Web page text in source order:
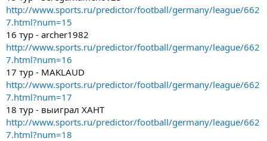
http://www.sports.ru/predictor/football/germany/league/662
7.html?num=15
16 тур - archer1982
http://www.sports.ru/predictor/football/germany/league/662
7.html?num=16
17 тур - MAKLAUD
http://www.sports.ru/predictor/football/germany/league/662
7.html?num=17
18 тур - выиграл ХАНТ
http://www.sports.ru/predictor/football/germany/league/662
7.html?num=18